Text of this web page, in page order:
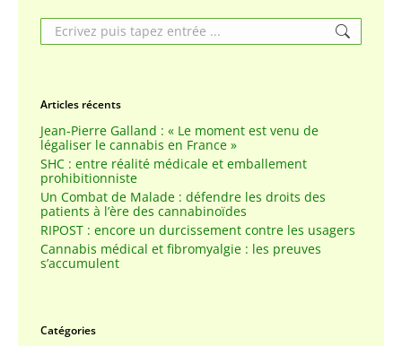
Search:
Articles récents
Jean-Pierre Galland : « Le moment est venu de
légaliser le cannabis en France »
SHC : entre réalité médicale et emballement
prohibitionniste
Un Combat de Malade : défendre les droits des
patients à l’ère des cannabinoïdes
RIPOST : encore un durcissement contre les usagers
Cannabis médical et fibromyalgie : les preuves
s’accumulent
Catégories